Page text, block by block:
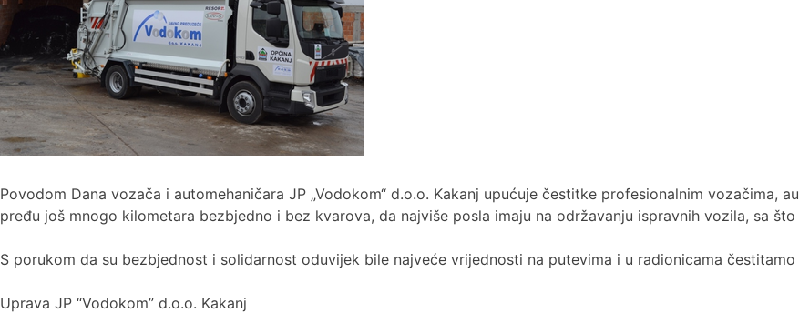
Povodom Dana vozača i automehaničara JP „Vodokom“ d.o.o. Kakanj upućuje čestitke profesionalnim vozačima,
pređu još mnogo kilometara bezbjedno i bez kvarova, da najviše posla imaju na održavanju ispravnih vozila, sa
S porukom da su bezbjednost i solidarnost oduvijek bile najveće vrijednosti na putevima i u radionicama čestitamo
Uprava JP “Vodokom” d.o.o. Kakanj